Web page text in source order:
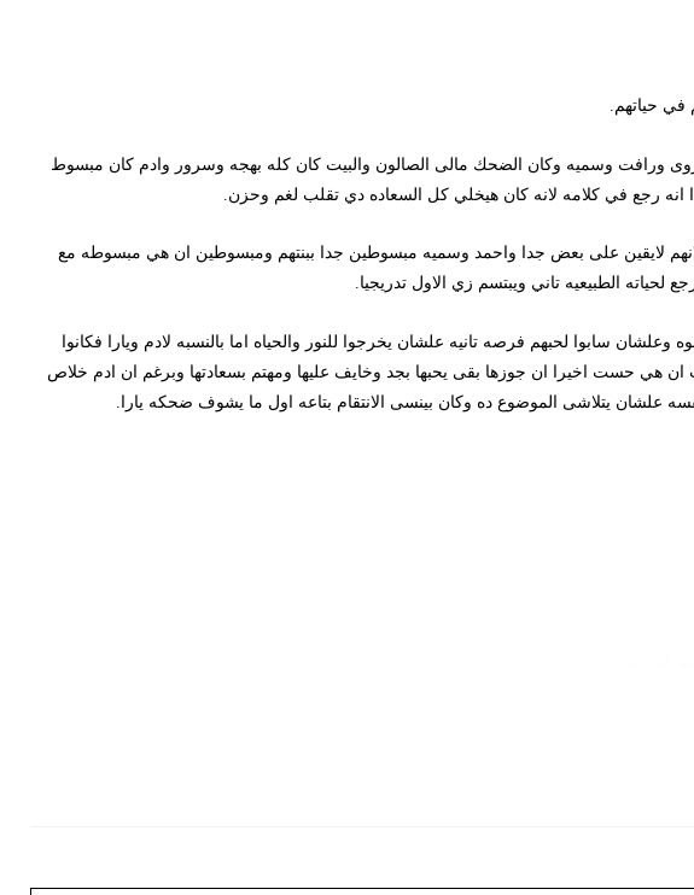
وسميه وكان الضحك مالى الصالون والبيت كان كله بهجه وسرور وادم كان مبسوط
رجع في كلامه لانه كان هيخلي كل السعاده دي تقلب لغم وحزن.
على بعض جدا واحمد وسميه مبسوطين جدا ببنتهم ومبسوطين ان هي مبسوطه مع
الطبيعيه تاني ويبتسم زي الاول تدريجيا.
لحبهم فرصه تانيه علشان يخرجوا للنور والحياه اما بالنسبه لادم ويارا فكانوا
حست اخيرا ان جوزها بقى يحبها بجد وخايف عليها ومهتم بسعادتها وبرغم ان ادم خلاص
يتلاشى الموضوع ده وكان بينسى الانتقام بتاعه اول ما يشوف ضحكه يارا.